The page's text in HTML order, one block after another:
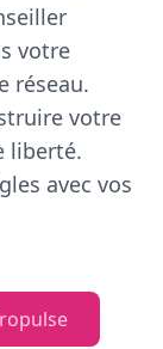
votre
réseau.
votre
liberté.
avec vos